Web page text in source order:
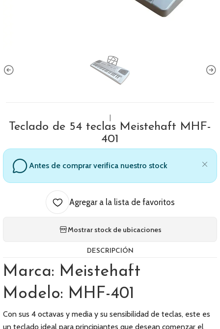
Teclado de 54 teclas Meistehaft MHF-
401
Antes de comprar verifica nuestro stock
Agregar a la lista de favoritos
Mostrar stock de ubicaciones
DESCRIPCIÓN
Marca: Meistehaft
Modelo: MHF-401
Con sus 4 octavas y media y su sensibilidad de teclas, este es
un teclado ideal para principiantes que desean comenzar el